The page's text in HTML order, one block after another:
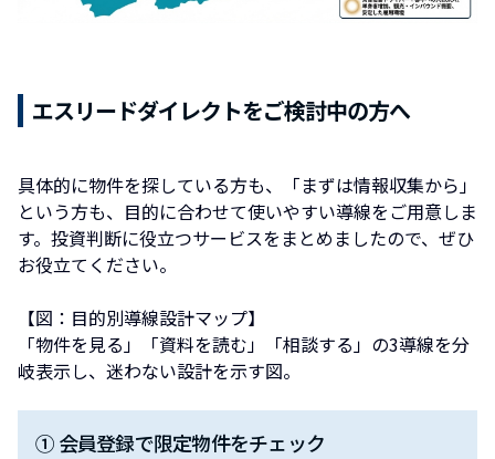
エスリードダイレクトをご検討中の方へ
具体的に物件を探している方も、「まずは情報収集から」
という方も、目的に合わせて使いやすい導線をご用意しま
す。投資判断に役立つサービスをまとめましたので、ぜひ
お役立てください。
【図：目的別導線設計マップ】
「物件を見る」「資料を読む」「相談する」の3導線を分
岐表示し、迷わない設計を示す図。
① 会員登録で限定物件をチェック